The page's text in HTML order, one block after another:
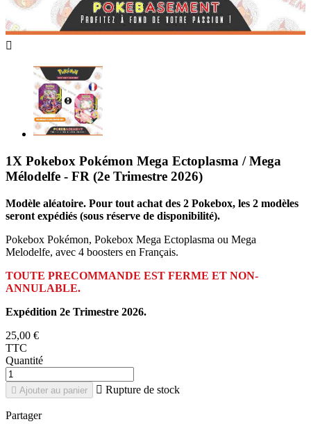

1X Pokebox Pokémon Mega Ectoplasma / Mega
Mélodelfe - FR (2e Trimestre 2026)
Modèle aléatoire. Pour tout achat des 2 Pokebox, les 2 modèles
seront expédiés (sous réserve de disponibilité).
Pokebox Pokémon, Pokebox Mega Ectoplasma ou Mega
Melodelfe, avec 4 boosters en Français.
TOUTE PRECOMMANDE EST FERME ET NON-
ANNULABLE.
Expédition 2e Trimestre 2026.
25,00 €
TTC
Quantité
 Ajouter au panier  Rupture de stock
Partager